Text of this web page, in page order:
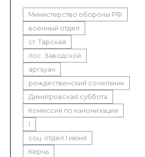
Министерство обороны РФ
военный отдел
ст. Тарская
пос. Заводской
аргъуан
рождественский сочельник
Димитровская суббота
Комиссия по канонизации
1
соц. отдел 1 июня
Керчь